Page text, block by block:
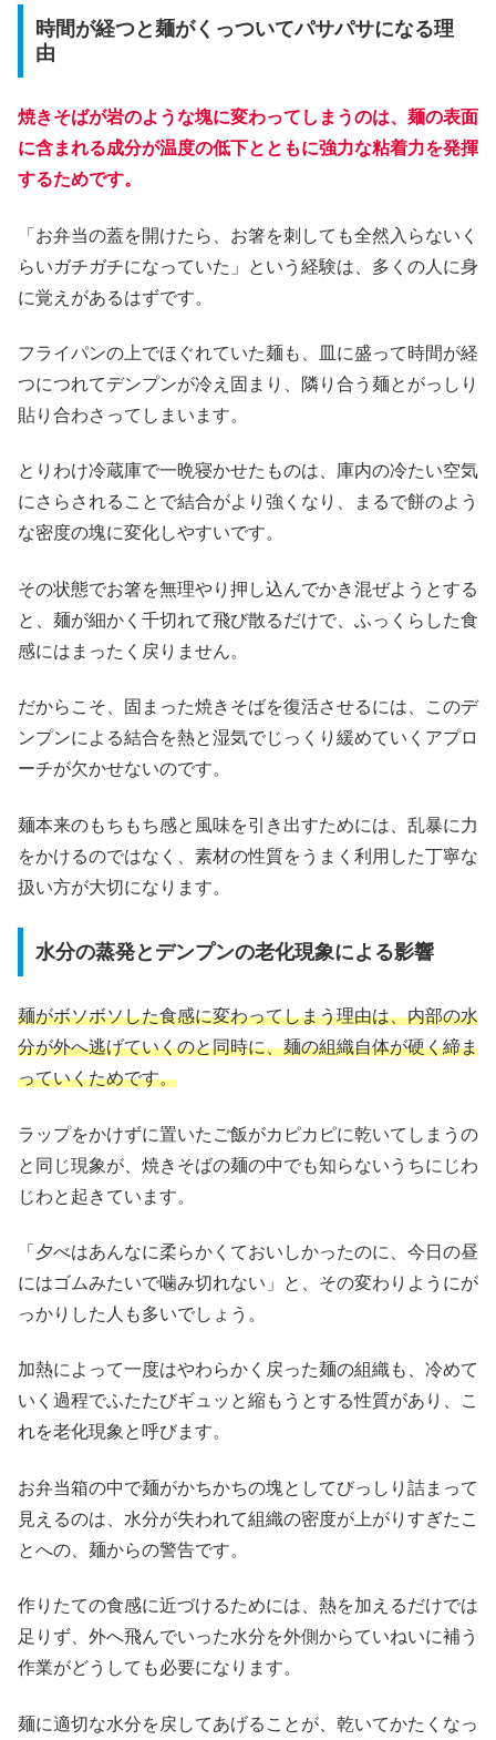
時間が経つと麺がくっついてパサパサになる理
由
焼きそばが岩のような塊に変わってしまうのは、麺の表面
に含まれる成分が温度の低下とともに強力な粘着力を発揮
するためです。
「お弁当の蓋を開けたら、お箸を刺しても全然入らないく
らいガチガチになっていた」という経験は、多くの人に身
に覚えがあるはずです。
フライパンの上でほぐれていた麺も、皿に盛って時間が経
つにつれてデンプンが冷え固まり、隣り合う麺とがっしり
貼り合わさってしまいます。
とりわけ冷蔵庫で一晩寝かせたものは、庫内の冷たい空気
にさらされることで結合がより強くなり、まるで餅のよう
な密度の塊に変化しやすいです。
その状態でお箸を無理やり押し込んでかき混ぜようとする
と、麺が細かく千切れて飛び散るだけで、ふっくらした食
感にはまったく戻りません。
だからこそ、固まった焼きそばを復活させるには、このデ
ンプンによる結合を熱と湿気でじっくり緩めていくアプロ
ーチが欠かせないのです。
麺本来のもちもち感と風味を引き出すためには、乱暴に力
をかけるのではなく、素材の性質をうまく利用した丁寧な
扱い方が大切になります。
水分の蒸発とデンプンの老化現象による影響
麺がボソボソした食感に変わってしまう理由は、内部の水
分が外へ逃げていくのと同時に、麺の組織自体が硬く締ま
っていくためです。
ラップをかけずに置いたご飯がカピカピに乾いてしまうの
と同じ現象が、焼きそばの麺の中でも知らないうちにじわ
じわと起きています。
「夕べはあんなに柔らかくておいしかったのに、今日の昼
にはゴムみたいで噛み切れない」と、その変わりようにが
っかりした人も多いでしょう。
加熱によって一度はやわらかく戻った麺の組織も、冷めて
いく過程でふたたびギュッと縮もうとする性質があり、こ
れを老化現象と呼びます。
お弁当箱の中で麺がかちかちの塊としてびっしり詰まって
見えるのは、水分が失われて組織の密度が上がりすぎたこ
とへの、麺からの警告です。
作りたての食感に近づけるためには、熱を加えるだけでは
足りず、外へ飛んでいった水分を外側からていねいに補う
作業がどうしても必要になります。
麺に適切な水分を戻してあげることが、乾いてかたくなっ